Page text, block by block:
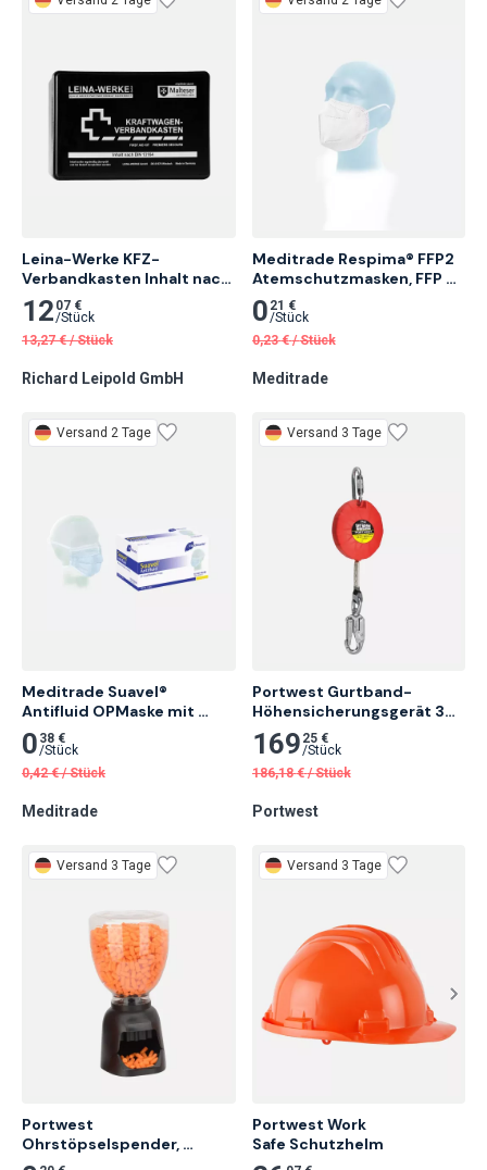
Leina-Werke KFZ-
Verbandkasten Inhalt nach
DIN 13164Standard 1 Stk.
12 07 €
/Stück
13,27 € /Stück
Richard Leipold GmbH
Meditrade Respima® FFP2
Atemschutzmasken, FFP 2,
o. Ventil 20 Stk.
0 21 €
/Stück
0,23 € /Stück
Meditrade
Versand 2 Tage
Meditrade Suavel®
Antifluid OPMaske mit
Schutzvisier, Blau, 50 Stk.
0 38 €
/Stück
0,42 € /Stück
Meditrade
Versand 3 Tage
Portwest Gurtband-
Höhensicherungsgerät 3m,
Orange
169 25 €
/Stück
186,18 € /Stück
Portwest
Versand 3 Tage
Portwest
Ohrstöpselspender,
Schwarz 500 Paare
Versand 3 Tage
Portwest Work
Safe Schutzhelm